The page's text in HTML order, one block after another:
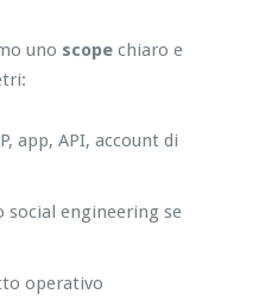
uno scopechiaro e
app, API, account di
social engineering se
operativo